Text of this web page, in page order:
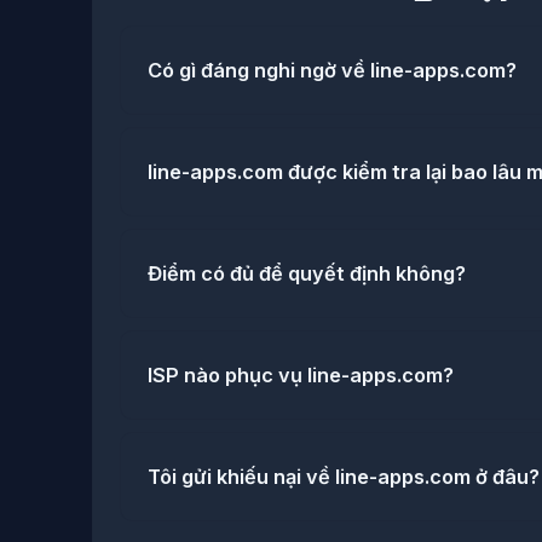
Có gì đáng nghi ngờ về line-apps.com?
line-apps.com được kiểm tra lại bao lâu
Điểm có đủ để quyết định không?
ISP nào phục vụ line-apps.com?
Tôi gửi khiếu nại về line-apps.com ở đâu?